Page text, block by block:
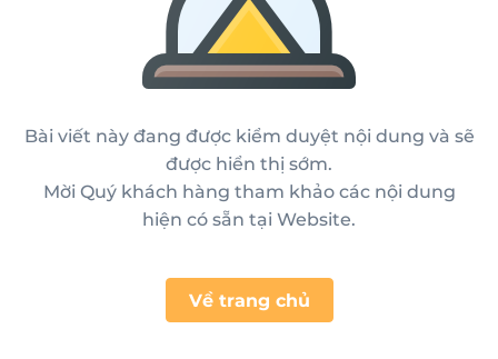
Bài viết này đang được kiểm duyệt nội dung và sẽ
được hiển thị sớm.
Mời Quý khách hàng tham khảo các nội dung
hiện có sẵn tại Website.
Về trang chủ